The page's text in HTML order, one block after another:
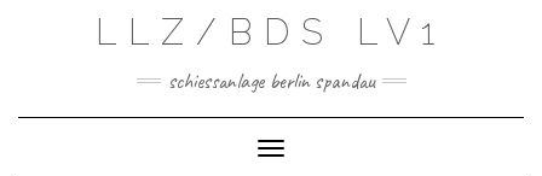
LLZ/BDS LV1
schiessanlage berlin spandau
Toggle Navigation